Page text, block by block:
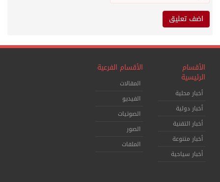
الأقسام
الرئيسية
أخبار محلية
أخبار دولية
أخبار التقنية
أخبار متنوعة
أخبار سياحية
الأقسام الفرعية
المقالات
الفيديو
الصوتيات
الصور
الملفات